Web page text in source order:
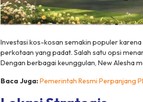
Investasi kos-kosan semakin populer
perkotaan yang padat. Salah satu opsi
Dengan berbagai keunggulan, New Alesha
Baca Juga:Pemerintah Resmi Perpanjang